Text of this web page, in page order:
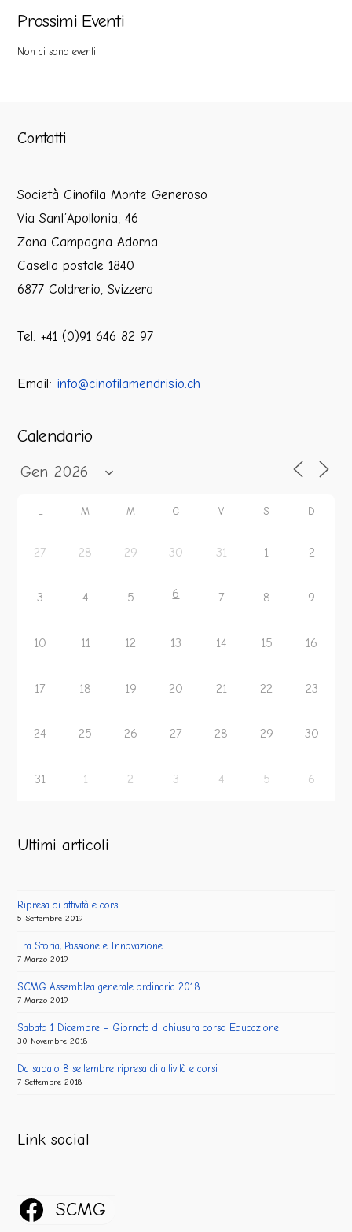
Prossimi Eventi
Non ci sono eventi
Contatti
Società Cinofila Monte Generoso
Via Sant’Apollonia, 46
Zona Campagna Adorna
Casella postale 1840
6877 Coldrerio, Svizzera
Tel: +41 (0)91 646 82 97
Email: info@cinofilamendrisio.ch
Calendario
L M M G V S D
27 28 29 30 31 1 2
3 4 5 6 7 8 9
10 11 12 13 14 15 16
17 18 19 20 21 22 23
24 25 26 27 28 29 30
31 1 2 3 4 5 6
Ultimi articoli
Ripresa di attività e corsi
5 Settembre 2019
Tra Storia, Passione e Innovazione
7 Marzo 2019
SCMG Assemblea generale ordinaria 2018
7 Marzo 2019
Sabato 1 Dicembre – Giornata di chiusura corso Educazione
30 Novembre 2018
Da sabato 8 settembre ripresa di attività e corsi
7 Settembre 2018
Link social
SCMG